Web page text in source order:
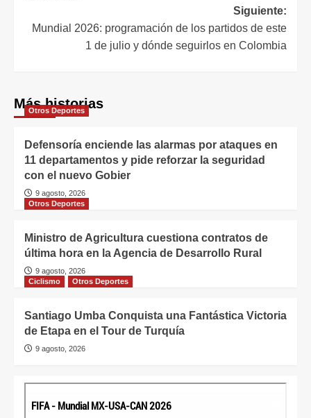
Siguiente:
Mundial 2026: programación de los partidos de este
1 de julio y dónde seguirlos en Colombia
Más historias
Otros Deportes
Defensoría enciende las alarmas por ataques en
11 departamentos y pide reforzar la seguridad
con el nuevo Gobier
9 agosto, 2026
Otros Deportes
Ministro de Agricultura cuestiona contratos de
última hora en la Agencia de Desarrollo Rural
9 agosto, 2026
Ciclismo
Otros Deportes
Santiago Umba Conquista una Fantástica Victoria
de Etapa en el Tour de Turquía
9 agosto, 2026